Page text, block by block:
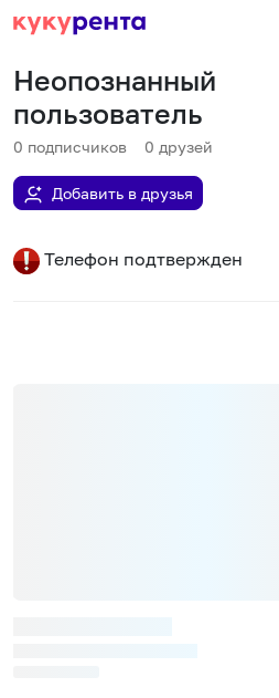
Неопознанный
пользователь
0 подписчиков 0 друзей
Добавить в друзья
Телефон подтвержден